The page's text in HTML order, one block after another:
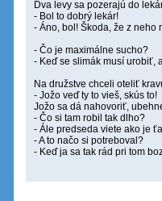
Dva levy sa pozerajú do
- Bol to dobrý lekár!
- Áno, bol! Škoda, že z neho
- Čo je maximálne sucho?
- Keď se slimák musí urobiť,
Na družstve chceli oteliť
- Jožo veď ty to vieš, skús to!
Jožo sa dá nahovoriť,
- Čo si tam robil tak dlho?
- Ále predseda viete ako je
- A to načo si potreboval?
- Keď ja sa tak rád pri tom